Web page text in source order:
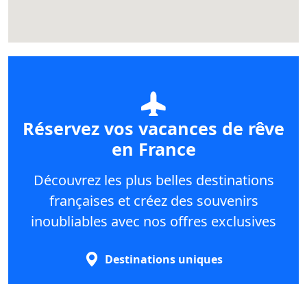
Réservez vos vacances de rêve
en France
Découvrez les plus belles destinations
françaises et créez des souvenirs
inoubliables avec nos offres exclusives
Destinations uniques